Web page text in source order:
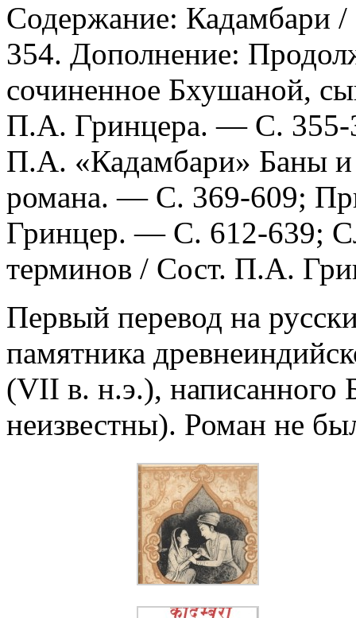
Содержание:
354. Дополнение:
сочиненное Бхушаной,
П.А. Гринцера. — С. 355-
П.А. «Кадамбари» Баны и
романа. — С. 369-609;
Гринцер. — С. 612-639;
терминов / Сост. П.А.
Первый перевод на
памятника
(VII в. н.э.), написанного
неизвестны). Роман не